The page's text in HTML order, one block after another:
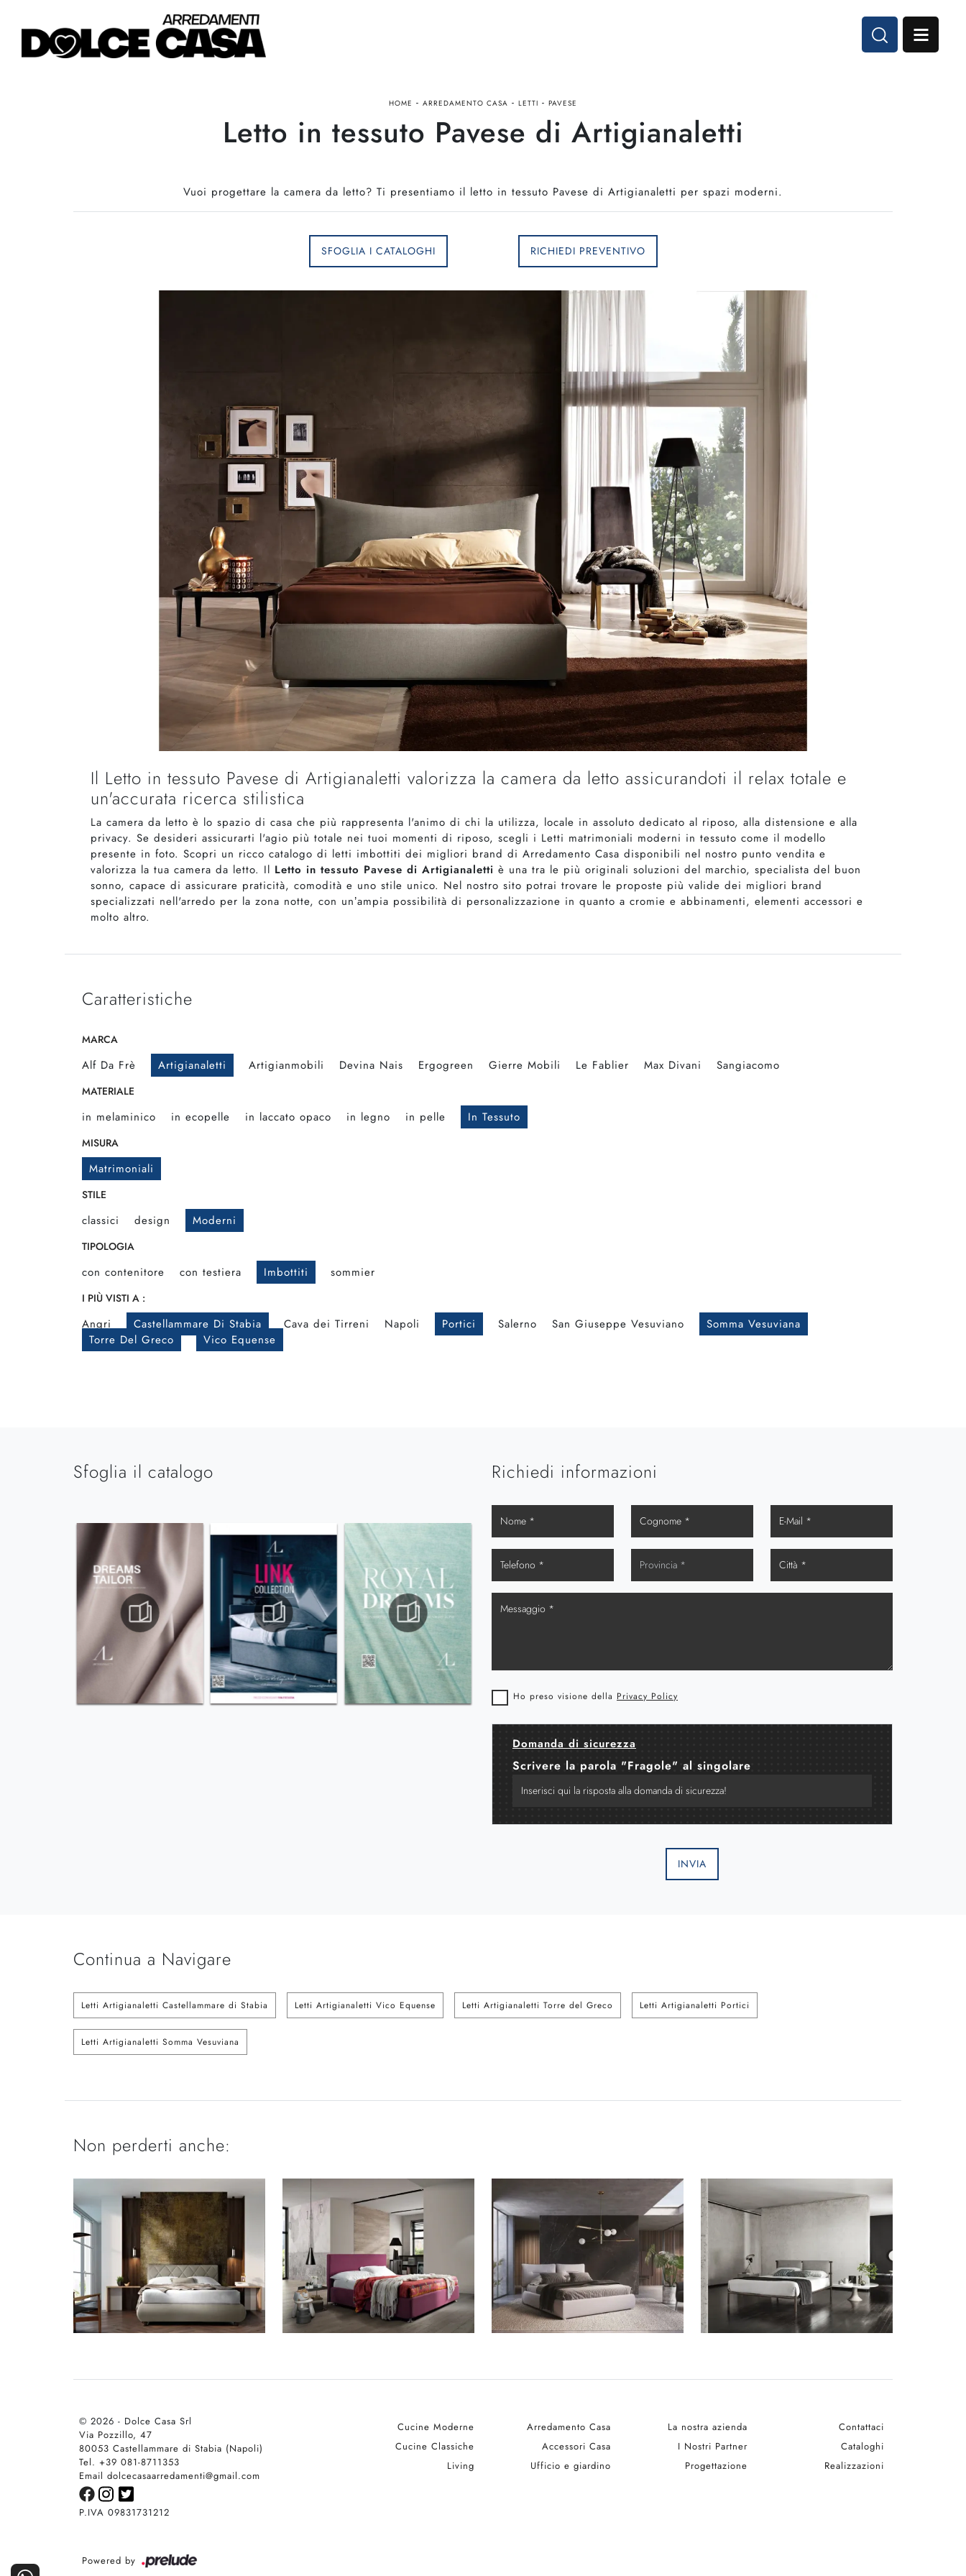
HOME - ARREDAMENTO CASA - LETTI - PAVESE
Letto in tessuto Pavese di Artigianaletti
Vuoi progettare la camera da letto? Ti presentiamo il letto in tessuto Pavese di Artigianaletti per spazi moderni.
SFOGLIA I CATALOGHI RICHIEDI PREVENTIVO
Il Letto in tessuto Pavese di Artigianaletti valorizza la camera da letto assicurandoti il relax totale e
un'accurata ricerca stilistica
La camera da letto è lo spazio di casa che più rappresenta l'animo di chi la utilizza, locale in assoluto dedicato al riposo, alla distensione e alla
privacy. Se desideri assicurarti l'agio più totale nei tuoi momenti di riposo, scegli i Letti matrimoniali moderni in tessuto come il modello
presente in foto. Scopri un ricco catalogo di letti imbottiti dei migliori brand di Arredamento Casa disponibili nel nostro punto vendita e
valorizza la tua camera da letto. Il Letto in tessuto Pavese di Artigianaletti è una tra le più originali soluzioni del marchio, specialista del buon
sonno, capace di assicurare praticità, comodità e uno stile unico. Nel nostro sito potrai trovare le proposte più valide dei migliori brand
specializzati nell'arredo per la zona notte, con un’ampia possibilità di personalizzazione in quanto a cromie e abbinamenti, elementi accessori e
molto altro.
Caratteristiche
MARCA
Alf Da Frè Artigianaletti Artigianmobili Devina Nais Ergogreen Gierre Mobili Le Fablier Max Divani Sangiacomo
MATERIALE
in melaminico in ecopelle in laccato opaco in legno in pelle In Tessuto
MISURA
Matrimoniali
STILE
classici design Moderni
TIPOLOGIA
con contenitore con testiera Imbottiti sommier
I PIÙ VISTI A :
Angri Castellammare Di Stabia Cava dei Tirreni Napoli Portici Salerno San Giuseppe Vesuviano
Somma Vesuviana
Torre Del Greco
Vico Equense
Sfoglia il catalogo Richiedi informazioni
Ho preso visione della Privacy Policy
Domanda di sicurezza
Scrivere la parola "Fragole" al singolare
INVIA
Continua a Navigare
Letti Artigianaletti Castellammare di Stabia Letti Artigianaletti Vico Equense Letti Artigianaletti Torre del Greco Letti Artigianaletti Portici
Letti Artigianaletti Somma Vesuviana
Non perderti anche:
© 2026 - Dolce Casa Srl
Via Pozzillo, 47
80053 Castellammare di Stabia (Napoli)
Tel. +39 081-8711353
Email dolcecasaarredamenti@gmail.com
P.IVA 09831731212
Cucine Moderne
Cucine Classiche
Living
Arredamento Casa
Accessori Casa
Ufficio e giardino
La nostra azienda
I Nostri Partner
Progettazione
Contattaci
Cataloghi
Realizzazioni
Powered by